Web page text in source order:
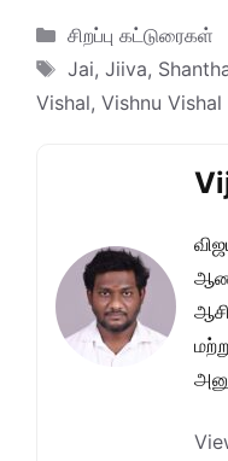
Categories
சிறப்பு கட்டுரைகள்
Tags
Jai, Jiiva,
Vishal, Vishnu Vishal